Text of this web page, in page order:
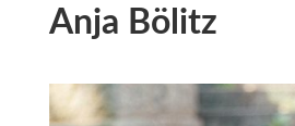
Anja Bölitz